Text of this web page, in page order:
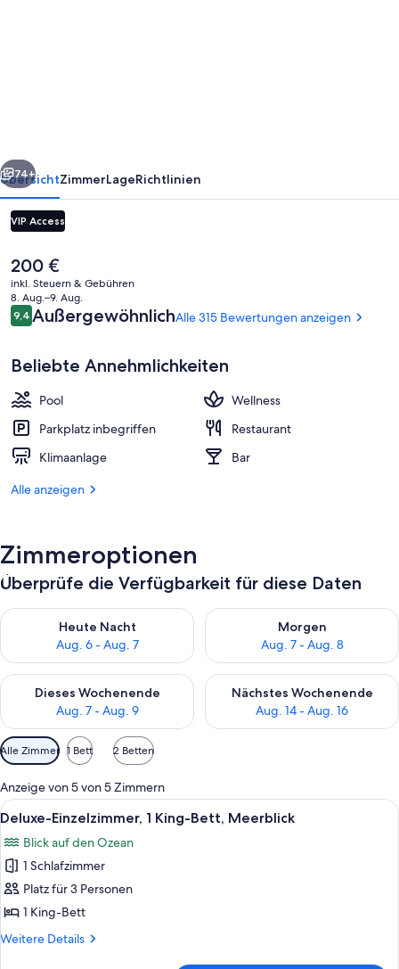
Fassade der Unterkunft
Weiter
74+
ÜbersichtZimmerLageRichtlinien
VIP Access
Der
aktuelle
Preis
beträgt
200 €.
200 €
inkl. Steuern & Gebühren
8. Aug.–9. Aug.
Bewertungen
9,49,4 von 10.
AußergewöhnlichAlle 315 Bewertungen anzeigen
Beliebte Annehmlichkeiten
Pool
Wellness
Parkplatz inbegriffen
Restaurant
Klimaanlage
Bar
Alle anzeigen
Zimmeroptionen
Überprüfe die Verfügbarkeit für diese Daten
Heute Nacht
Aug. 6 - Aug. 7
Überprüfe die Verfügbarkeit für heute Nacht, Aug. 6 - Aug. 7.
Morgen
Aug. 7 - Aug. 8
Überprüfe die Verfügbarkeit
Dieses Wochenende
Aug. 7 - Aug. 9
Überprüfe die Verfügbarkeit für dieses Wochenende, Aug. 7
Nächstes Wochenende
Aug. 14 - Aug. 16
Überprüfe die Verfügbarkeit
Verfügbare
Filter
für
Zimmer
Alle Zimmer 1 Bett 2 Betten
Anzeige von 5 von 5 Zimmern
Alle
Fotos
für
Deluxe-
Einzelzimmer,
1 King-
Bett,
Ein ordentlich bezogenes Bett mit
6
Deluxe-Einzelzimmer, 1 King-Bett, Meerblick
Blick auf den Ozean
1 Schlafzimmer
Platz für 3 Personen
1 King-Bett
Weitere Details
Weitere